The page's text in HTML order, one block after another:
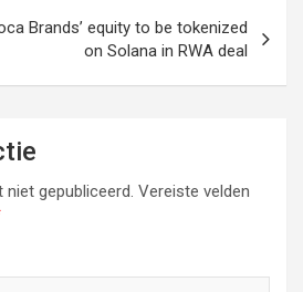
Brands’ equity to be tokenized
on Solana in RWA deal
gepubliceerd. Vereiste velden